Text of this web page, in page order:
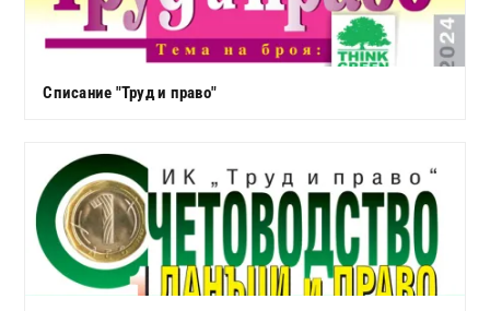
Списание "Труд и право"